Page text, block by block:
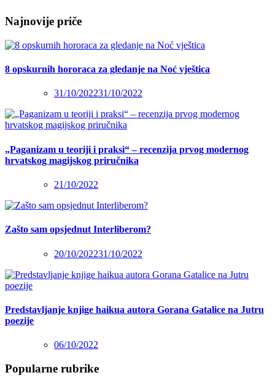
Najnovije priče
8 opskurnih hororaca za gledanje na Noć vještica
31/10/202231/10/2022
„Paganizam u teoriji i praksi“ – recenzija prvog modernog
hrvatskog magijskog priručnika
21/10/2022
Zašto sam opsjednut Interliberom?
20/10/202231/10/2022
Predstavljanje knjige haikua autora Gorana Gatalice na Jutru
poezije
06/10/2022
Popularne rubrike